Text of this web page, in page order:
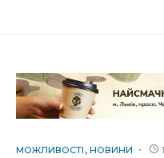
МОЖЛИВОСТІ НОВИНИ